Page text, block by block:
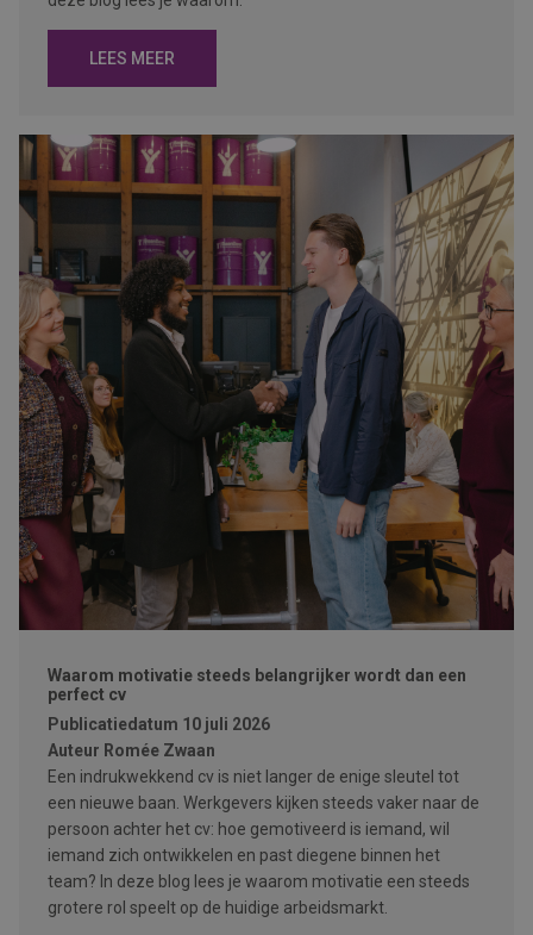
LEES MEER
Waarom motivatie steeds belangrijker wordt dan een
perfect cv
Publicatiedatum 10 juli 2026
Auteur Romée Zwaan
Een indrukwekkend cv is niet langer de enige sleutel tot
een nieuwe baan. Werkgevers kijken steeds vaker naar de
persoon achter het cv: hoe gemotiveerd is iemand, wil
iemand zich ontwikkelen en past diegene binnen het
team? In deze blog lees je waarom motivatie een steeds
grotere rol speelt op de huidige arbeidsmarkt.